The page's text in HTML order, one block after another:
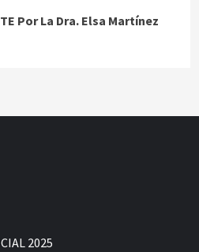
Por La Dra. Elsa Martínez
2025